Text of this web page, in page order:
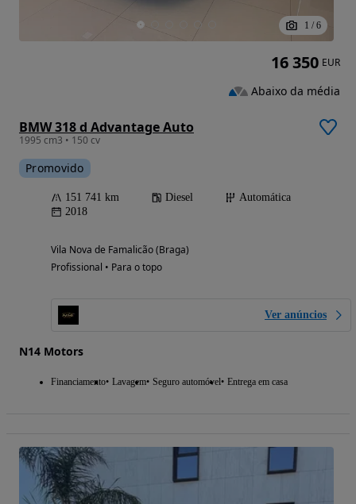
1 / 6
BMW 318 d Advantage Auto
1995 cm3 • 150 cv
Promovido
151 741 km Diesel
Automática
2018
Vila Nova de Famalicão (Braga)
Profissional • Para o topo
Ver anúncios
N14 Motors
Financiamento Lavagem Seguro automóvel Entrega em casa
16 350 EUR
Abaixo da média